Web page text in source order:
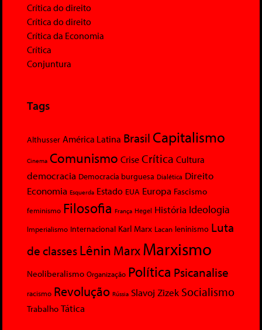
Crítica do direito
Crítica do direito
Crítica da Economia
Crítica
Conjuntura
Tags
Althusser América Latina Brasil Capitalismo
Cinema Comunismo Crise Crítica Cultura
democracia Democracia burguesa Dialética Direito
Economia Esquerda Estado EUA Europa Fascismo
feminismo Filosofia França Hegel História Ideologia
Imperialismo Internacional Karl Marx Lacan leninismo Luta
de classesLênin MarxMarxismo
Neoliberalismo Organização Política Psicanalise
racismo Revolução Rússia Slavoj Zizek Socialismo
Trabalho Tática